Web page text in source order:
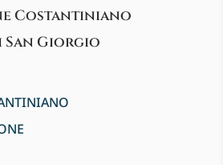
Costantiniano
San Giorgio